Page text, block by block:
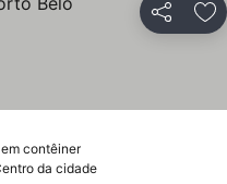
Partilhar
contêiner
da cidade